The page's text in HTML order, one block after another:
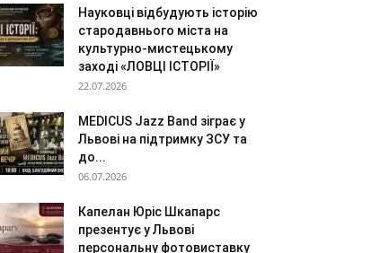
Науковці відбудують історію
стародавнього міста на
культурно-мистецькому
заході «ЛОВЦІ ІСТОРІЇ»
22.07.2026
MEDICUS Jazz Band зіграє у
Львові на підтримку ЗСУ та
до...
06.07.2026
Капелан Юріс Шкапарс
презентує у Львові
персональну фотовиставку